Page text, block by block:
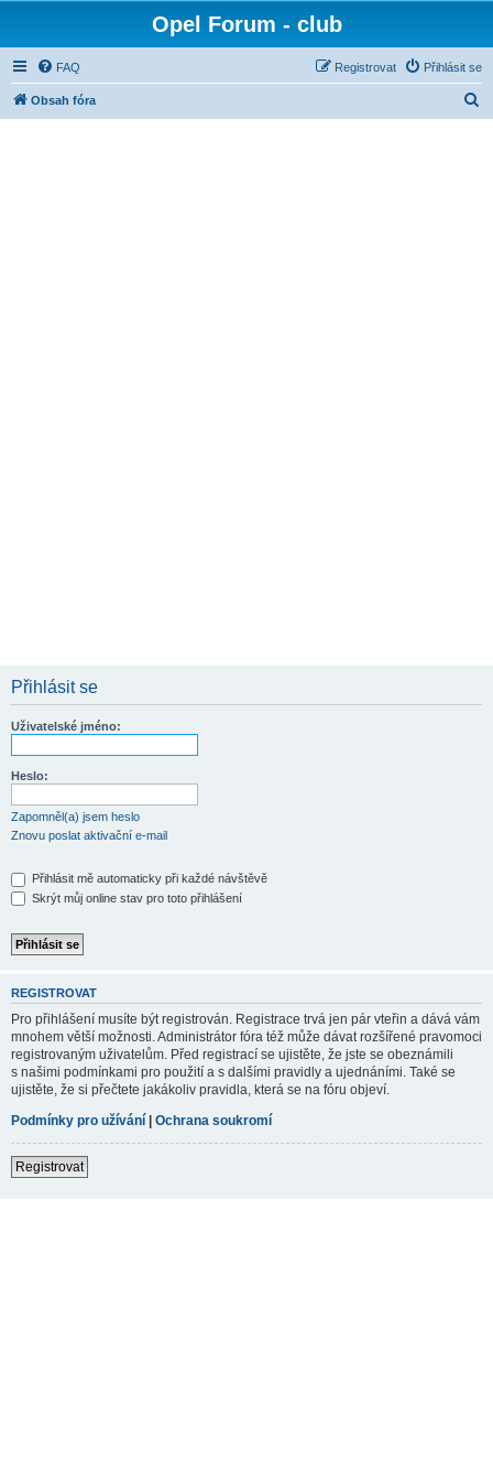
Opel Forum - club
FAQ Přihlásit se
Registrovat
Obsah fóra
Přihlásit se
Uživatelské jméno:
Heslo:
Zapomněl(a) jsem heslo
Znovu poslat aktivační e-mail
Přihlásit mě automaticky při každé návštěvě
Skrýt můj online stav pro toto přihlášení
REGISTROVAT
Pro přihlášení musíte být registrován. Registrace trvá jen pár vteřin a dává vám
mnohem větší možnosti. Administrátor fóra též může dávat rozšířené pravomoci
registrovaným uživatelům. Před registrací se ujistěte, že jste se obeznámili
s našimi podmínkami pro použití a s dalšími pravidly a ujednáními. Také se
ujistěte, že si přečtete jakákoliv pravidla, která se na fóru objeví.
Podmínky pro užívání | Ochrana soukromí
Registrovat